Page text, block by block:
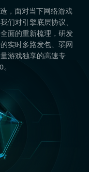
，面对当下网络游戏
们对引擎底层协议、
面的重新梳理，研发
实时多路发包、弱网
游戏独享的高速专